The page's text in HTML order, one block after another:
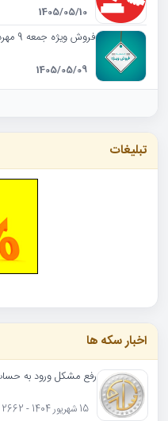
1405/05/10
فروش ویژه جمعه 9 مهرداد 1405
1405/05/09
تبلیغات
اخبار سکه ها
رفع مشکل ورود به حساب
15 شهریور 1404 - 2662 بازدید - 6 نظر